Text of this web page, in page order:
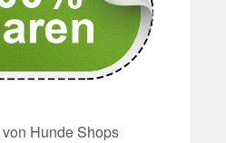
Hunde Shops